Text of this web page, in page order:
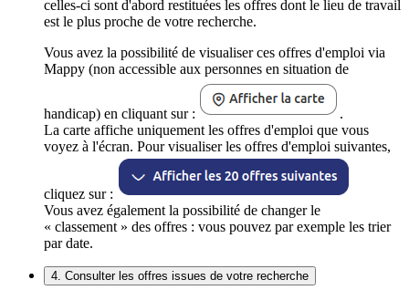
celles-ci sont d'abord restituées les offres dont le lieu de travail
est le plus proche de votre recherche.
Vous avez la possibilité de visualiser ces offres d'emploi via
Mappy (non accessible aux personnes en situation de
handicap) en cliquant sur :
.
La carte affiche uniquement les offres d'emploi que vous
voyez à l'écran. Pour visualiser les offres d'emploi suivantes,
cliquez sur :
Vous avez également la possibilité de changer le
« classement » des offres : vous pouvez par exemple les trier
par date.
4. Consulter les offres issues de votre recherche